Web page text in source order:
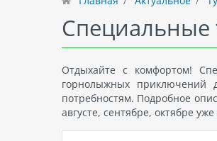
Отдыхайте с комфортом!
горнолыжных приключений
потребностям. Подробное
августе, сентябре, октябре уже